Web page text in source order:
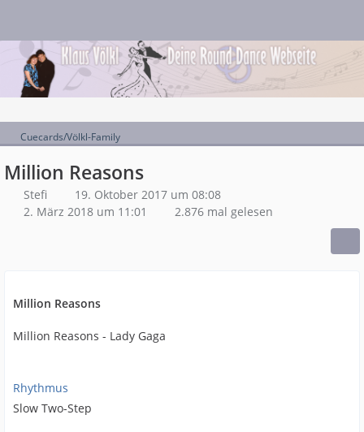
Cuecards/Völkl-Family
Million Reasons
Stefi
19. Oktober 2017 um 08:08
2. März 2018 um 11:01
2.876 mal gelesen
Million Reasons
Million Reasons - Lady Gaga
Rhythmus
Slow Two-Step